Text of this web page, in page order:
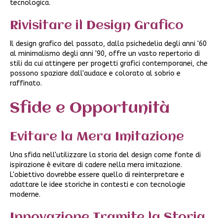
tecnologica.
Rivisitare il Design Grafico
Il design grafico del passato, dalla psichedelia degli anni '60
al minimalismo degli anni '90, offre un vasto repertorio di
stili da cui attingere per progetti grafici contemporanei, che
possono spaziare dall'audace e colorato al sobrio e
raffinato.
Sfide e Opportunità
Evitare la Mera Imitazione
Una sfida nell'utilizzare la storia del design come fonte di
ispirazione è evitare di cadere nella mera imitazione.
L'obiettivo dovrebbe essere quello di reinterpretare e
adattare le idee storiche in contesti e con tecnologie
moderne.